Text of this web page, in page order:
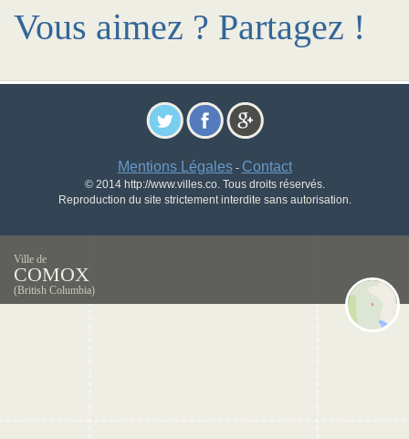
Vous aimez ? Partagez !
Mentions Légales- Contact
© 2014 http://www.villes.co. Tous droits réservés.
Reproduction du site strictement interdite sans autorisation.
Ville de
COMOX
(British Columbia)